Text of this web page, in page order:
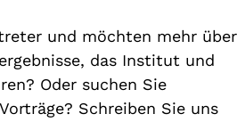
und möchten mehr über
das Institut und
Oder suchen Sie
Schreiben Sie uns